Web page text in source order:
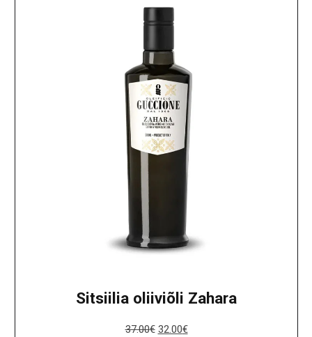
Sitsiilia oliiviõli Zahara
37.00€ 32.00€